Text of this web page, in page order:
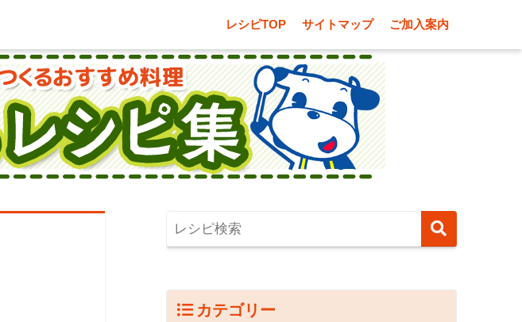
レシピTOP サイトマップ ご加入案内
カテゴリー